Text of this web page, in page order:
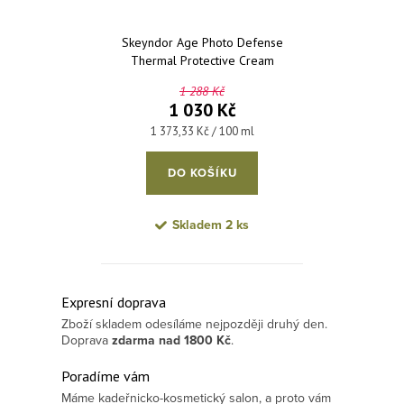
Skeyndor Age Photo Defense
Thermal Protective Cream
obličej s vysokou ochranou 75 ml
1 288 Kč
1 030 Kč
Měrná cena:
1 373,33 Kč / 100 ml
DO KOŠÍKU
Skladem 2 ks
Ovládací prvky výpisu
Expresní doprava
Zboží skladem odesíláme nejpozději druhý den.
Doprava zdarma nad 1800 Kč.
Poradíme vám
Máme kadeřnicko-kosmetický salon, a proto vám